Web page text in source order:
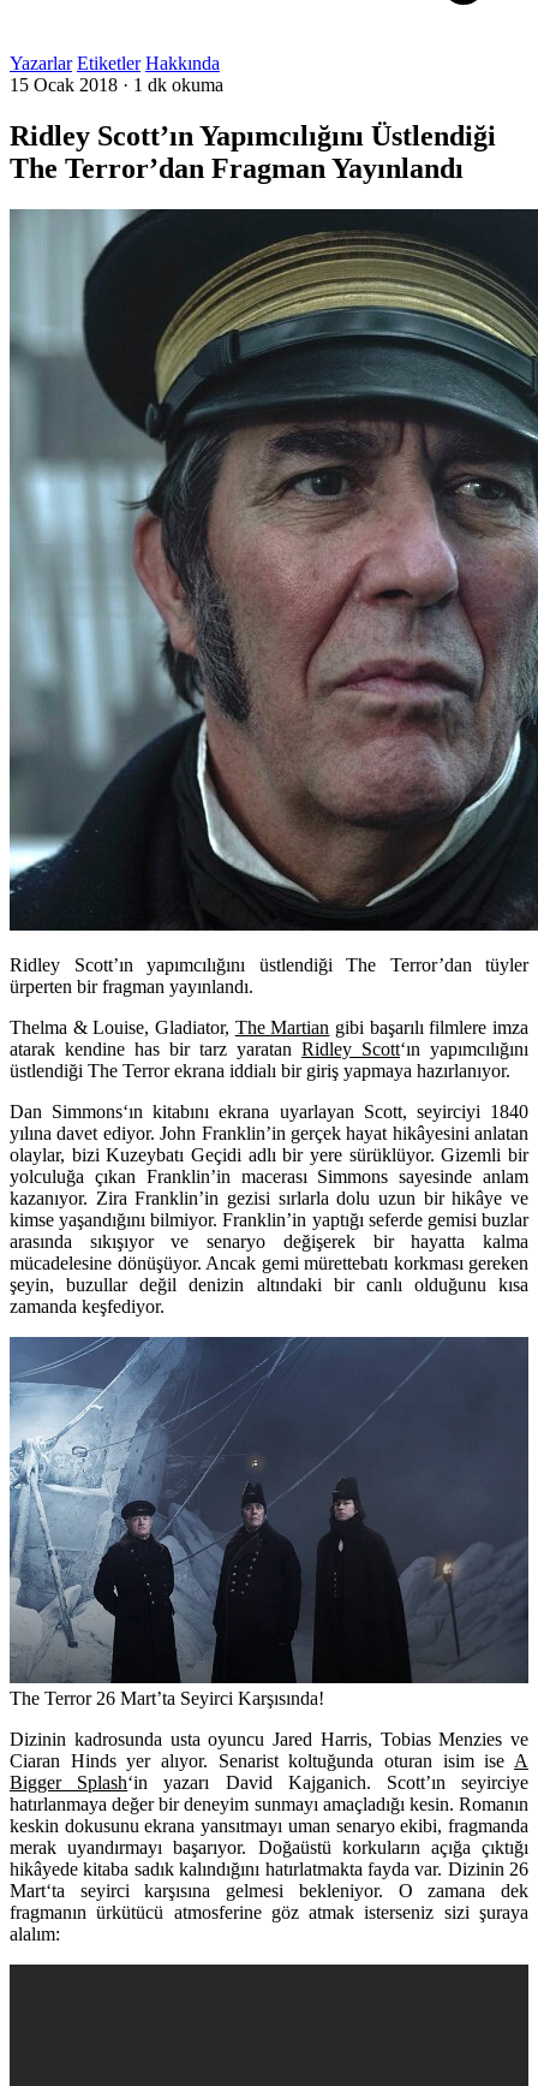
Yazarlar Etiketler Hakkında
15 Ocak 2018 · 1 dk okuma
Ridley Scott’ın Yapımcılığını Üstlendiği
The Terror’dan Fragman Yayınlandı
Ridley Scott’ın yapımcılığını üstlendiği The Terror’dan tüyler
ürperten bir fragman yayınlandı.
Thelma & Louise,Gladiator, The Martian gibi başarılı filmlere imza
atarak kendine has bir tarz yaratan Ridley Scott‘ın yapımcılığını
üstlendiği The Terrorekrana iddialı bir giriş yapmaya hazırlanıyor.
Dan Simmons‘ın kitabını ekrana uyarlayan Scott, seyirciyi 1840
yılına davet ediyor. John Franklin’in gerçek hayat hikâyesini anlatan
olaylar, bizi Kuzeybatı Geçidi adlı bir yere sürüklüyor. Gizemli bir
yolculuğa çıkan Franklin’in macerası Simmons sayesinde anlam
kazanıyor. Zira Franklin’in gezisi sırlarla dolu uzun bir hikâye ve
kimse yaşandığını bilmiyor. Franklin’in yaptığı seferde gemisi buzlar
arasında sıkışıyor ve senaryo değişerek bir hayatta kalma
mücadelesine dönüşüyor. Ancak gemi mürettebatı korkması gereken
şeyin, buzullar değil denizin altındaki bir canlı olduğunu kısa
zamanda keşfediyor.
The Terror 26 Mart’ta Seyirci Karşısında!
Dizinin kadrosunda usta oyuncu Jared Harris, Tobias Menzies ve
Ciaran Hindsyer alıyor. Senarist koltuğunda oturan isim ise A
Bigger Splash‘in yazarı David Kajganich. Scott’ın seyirciye
hatırlanmaya değer bir deneyim sunmayı amaçladığı kesin. Romanın
keskin dokusunu ekrana yansıtmayı uman senaryo ekibi, fragmanda
merak uyandırmayı başarıyor. Doğaüstü korkuların açığa çıktığı
hikâyede kitaba sadık kalındığını hatırlatmakta fayda var. Dizinin 26
Mart‘ta seyirci karşısına gelmesi bekleniyor. O zamana dek
fragmanın ürkütücü atmosferine göz atmak isterseniz sizi şuraya
alalım: